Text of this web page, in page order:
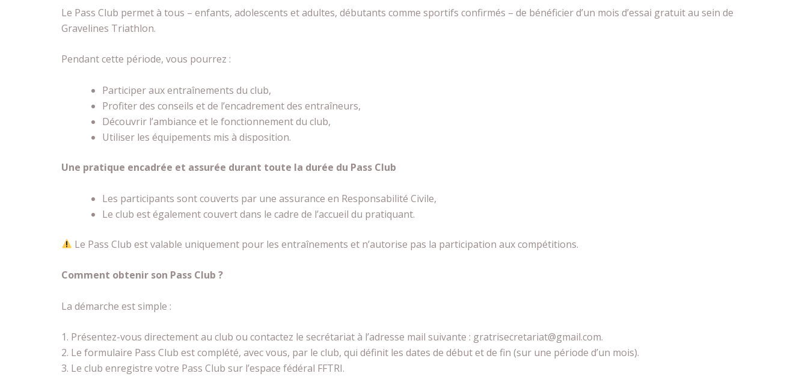
Le Pass Club permet à tous – enfants, adolescents et adultes, débutants comme sportifs confirmés – de bénéficier d’un mois d’essai gratuit au sein de
Gravelines Triathlon.
Pendant cette période, vous pourrez :
Participer aux entraînements du club,
Profiter des conseils et de l’encadrement des entraîneurs,
Découvrir l’ambiance et le fonctionnement du club,
Utiliser les équipements mis à disposition.
Une pratique encadrée et assurée durant toute la durée du Pass Club
Les participants sont couverts par une assurance en Responsabilité Civile,
Le club est également couvert dans le cadre de l’accueil du pratiquant.
Le Pass Club est valable uniquement pour les entraînements et n’autorise pas la participation aux compétitions.
Comment obtenir son Pass Club ?
La démarche est simple :
1. Présentez-vous directement au club ou contactez le secrétariat à l’adresse mail suivante : gratrisecretariat@gmail.com.
2. Le formulaire Pass Club est complété, avec vous, par le club, qui définit les dates de début et de fin (sur une période d’un mois).
3. Le club enregistre votre Pass Club sur l’espace fédéral FFTRI.